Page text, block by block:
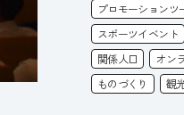
プロモーションツ
スポーツイベント
関係人口
オン
ものづくり
観